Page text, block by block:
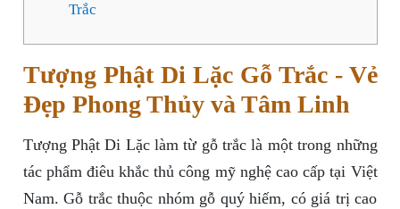
Trắc
Tượng Phật Di Lặc Gỗ Trắc - Vẻ
Đẹp Phong Thủy và Tâm Linh
Tượng Phật Di Lặc làm từ gỗ trắc là một trong những
tác phẩm điêu khắc thủ công mỹ nghệ cao cấp tại Việt
Nam. Gỗ trắc thuộc nhóm gỗ quý hiếm, có giá trị cao